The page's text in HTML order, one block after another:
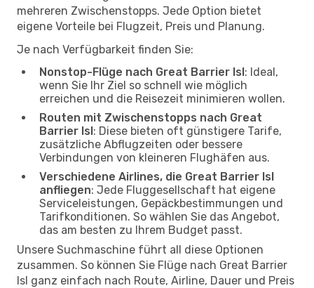
mehreren Zwischenstopps. Jede Option bietet
eigene Vorteile bei Flugzeit, Preis und Planung.
Je nach Verfügbarkeit finden Sie:
Nonstop-Flüge nach Great Barrier Isl: Ideal,
wenn Sie Ihr Ziel so schnell wie möglich
erreichen und die Reisezeit minimieren wollen.
Routen mit Zwischenstopps nach Great
Barrier Isl: Diese bieten oft günstigere Tarife,
zusätzliche Abflugzeiten oder bessere
Verbindungen von kleineren Flughäfen aus.
Verschiedene Airlines, die Great Barrier Isl
anfliegen: Jede Fluggesellschaft hat eigene
Serviceleistungen, Gepäckbestimmungen und
Tarifkonditionen. So wählen Sie das Angebot,
das am besten zu Ihrem Budget passt.
Unsere Suchmaschine führt all diese Optionen
zusammen. So können Sie Flüge nach Great Barrier
Isl ganz einfach nach Route, Airline, Dauer und Preis